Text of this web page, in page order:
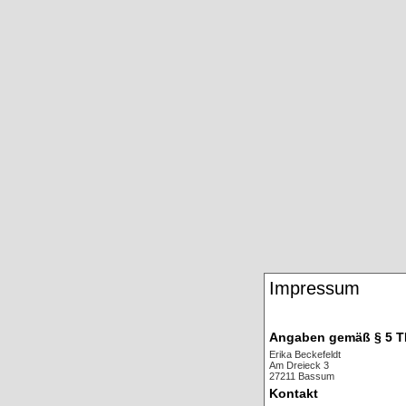
Impressum
Angaben gemäß § 5
Erika Beckefeldt
Am Dreieck 3
27211 Bassum
Kontakt